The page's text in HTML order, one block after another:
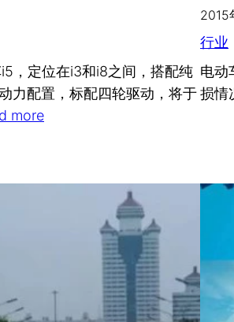
，定位在i3和i8之间，搭配纯
力配置，标配四轮驱动，将于
more
2015
行业
电动
损情